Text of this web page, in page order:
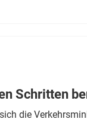
Schritten
die